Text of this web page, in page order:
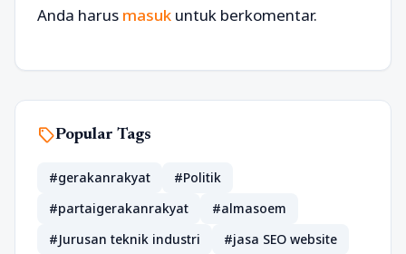
Anda harus masuk untuk berkomentar.
sellPopular Tags
#gerakanrakyat
#Politik
#partaigerakanrakyat
#almasoem
#Jurusan teknik industri
#jasa SEO website